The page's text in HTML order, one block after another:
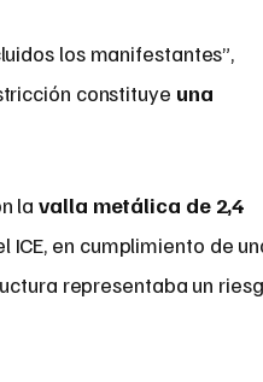
los manifestantes”,
constituye una
lavalla metálica de 2,4
en cumplimiento de
representaba un